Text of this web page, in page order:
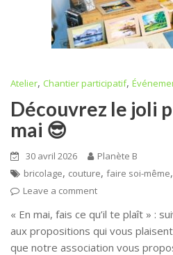
Atelier, Chantier participatif,
Découvrez le joli
mai 😎
30 avril 2026
Planète B
bricolage, couture, faire soi-même,
Leave a comment
« En mai, fais ce qu’il te plaît » :
aux propositions qui vous
que notre association vous